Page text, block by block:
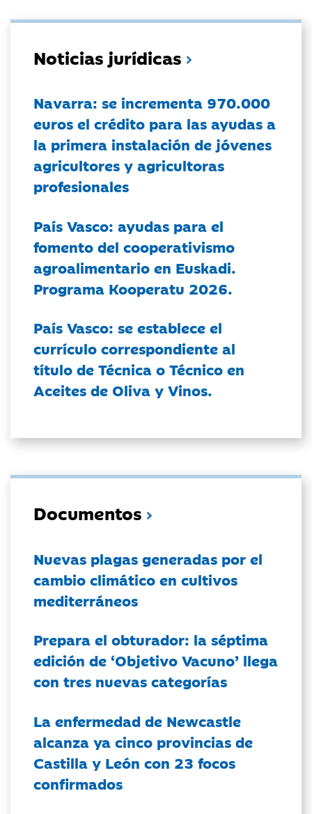
Noticias jurídicas
Navarra: se incrementa 970.000
euros el crédito para las ayudas a
la primera instalación de jóvenes
agricultores y agricultoras
profesionales
País Vasco: ayudas para el
fomento del cooperativismo
agroalimentario en Euskadi.
Programa Kooperatu 2026.
País Vasco: se establece el
currículo correspondiente al
título de Técnica o Técnico en
Aceites de Oliva y Vinos.
Documentos
Nuevas plagas generadas por el
cambio climático en cultivos
mediterráneos
Prepara el obturador: la séptima
edición de ‘Objetivo Vacuno’ llega
con tres nuevas categorías
La enfermedad de Newcastle
alcanza ya cinco provincias de
Castilla y León con 23 focos
confirmados